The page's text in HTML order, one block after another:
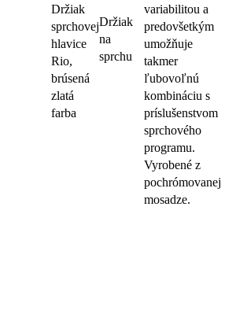
Držiak
sprchovej
hlavice
Rio,
brúsená
zlatá
farba
Držiak
na
sprchu
variabilitou a
predovšetkým
umožňuje
takmer
ľubovoľnú
kombináciu s
príslušenstvom
sprchového
programu.
Vyrobené z
pochrómovanej
mosadze.